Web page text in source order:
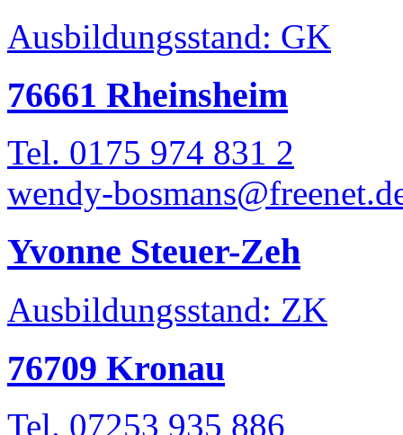
Ausbildungsstand: GK
76661 Rheinsheim
Tel. 0175 974 831 2
wendy-
Yvonne Steuer-Zeh
Ausbildungsstand: ZK
76709 Kronau
Tel. 07253 935 886